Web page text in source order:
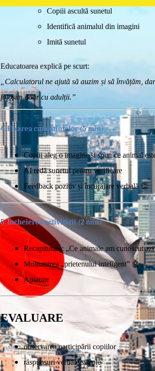
Copiii ascultă sunetul
Identifică animalul din imagini
Imită sunetul
Educatoarea explică pe scurt:
„Calculatorul ne ajută să auzim și să învățăm,
folosim doar cu adulții.”
4. Fixarea cunoștințelor (5 min)
Copiii aleg o imagine și spun ce animal
AI redă sunetul pentru verificare
Feedback pozitiv și încurajare verbală 👏
5. Încheierea activității (2 min)
Recapitulare: „Ce animale am cunoscut
Mulțumirea „prietenului inteligent” 🤖
Aplauze
EVALUARE
observarea participării copiilor
răspunsuri verbale simple